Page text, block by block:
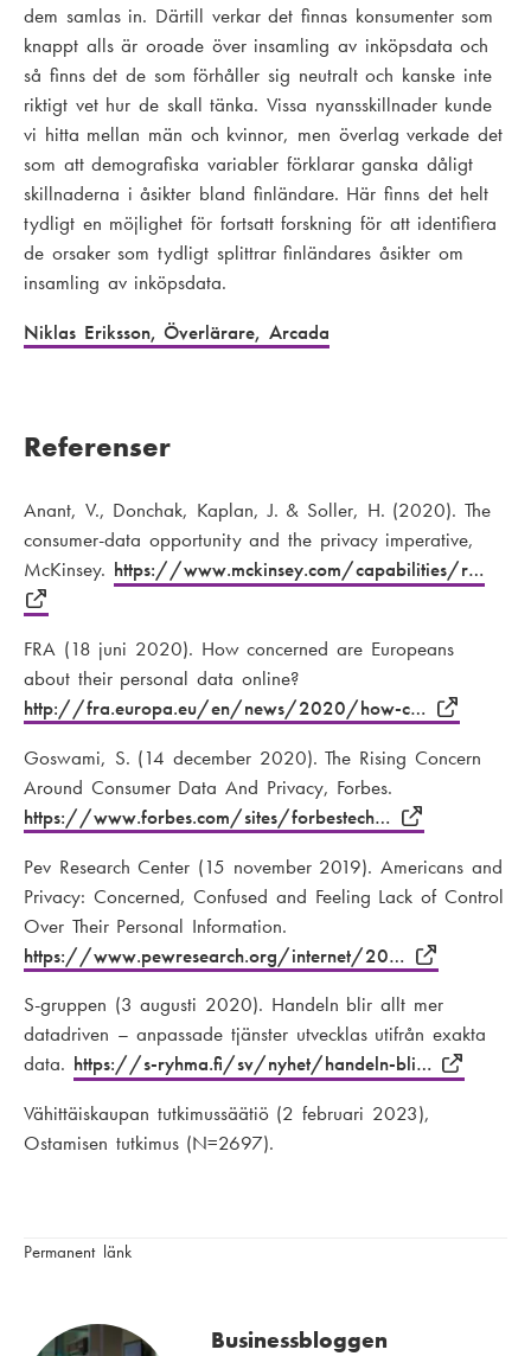
dem samlas in. Därtill verkar det finnas konsumenter som
knappt alls är oroade över insamling av inköpsdata och
så finns det de som förhåller sig neutralt och kanske inte
riktigt vet hur de skall tänka. Vissa nyansskillnader kunde
vi hitta mellan män och kvinnor, men överlag verkade det
som att demografiska variabler förklarar ganska dåligt
skillnaderna i åsikter bland finländare. Här finns det helt
tydligt en möjlighet för fortsatt forskning för att identifiera
de orsaker som tydligt splittrar finländares åsikter om
insamling av inköpsdata.
Niklas Eriksson, Överlärare, Arcada
Referenser
Anant, V., Donchak, Kaplan, J. & Soller, H. (2020). The
consumer-data opportunity and the privacy imperative,
McKinsey. https://www.mckinsey.com/capabilities/r…
FRA (18 juni 2020). How concerned are Europeans
about their personal data online?
http://fra.europa.eu/en/news/2020/how-c…
Goswami, S. (14 december 2020). The Rising Concern
Around Consumer Data And Privacy, Forbes.
https://www.forbes.com/sites/forbestech…
Pev Research Center (15 november 2019). Americans and
Privacy: Concerned, Confused and Feeling Lack of Control
Over Their Personal Information.
https://www.pewresearch.org/internet/20…
S-gruppen (3 augusti 2020). Handeln blir allt mer
datadriven – anpassade tjänster utvecklas utifrån exakta
data. https://s-ryhma.fi/sv/nyhet/handeln-bli…
Vähittäiskaupan tutkimussäätiö (2 februari 2023),
Ostamisen tutkimus (N=2697).
Permanent länk
Businessbloggen